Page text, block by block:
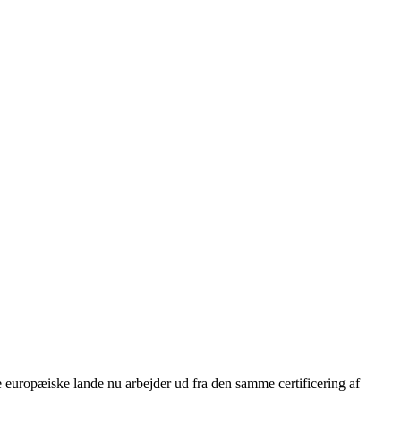
lande nu arbejder ud fra den samme certificering af